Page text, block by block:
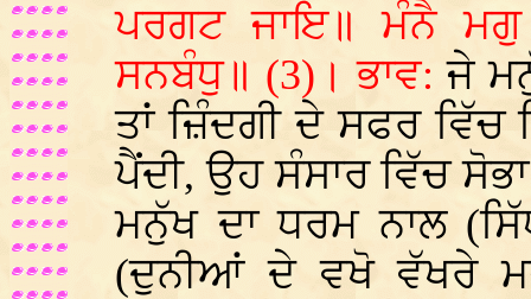
ਪਰਗਟ ਜਾਇ॥ ਮੰਨੈ
ਸਨਬੰਧੁ॥ (3)। ਭਾਵ:ਜੇ
ਤਾਂ ਜ਼ਿੰਦਗੀ ਦੇ ਸਫਰ
ਪੈਂਦੀ, ਉਹ ਸੰਸਾਰ ਵਿੱਚ
ਮਨੁੱਖ ਦਾ ਧਰਮ ਨਾਲ
(ਦੁਨੀਆਂ ਦੇ ਵਖੋ ਵੱਖਰੇ